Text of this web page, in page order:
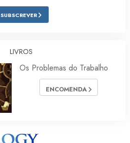
SUBSCREVER
LIVROS
Os Problemas do Trabalho
ENCOMENDA